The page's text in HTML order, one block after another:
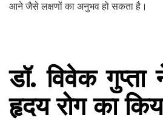
आने जैसे लक्षणों का अनुभव हो सकता है।
डॉ. विवेक
हृदय रोग का